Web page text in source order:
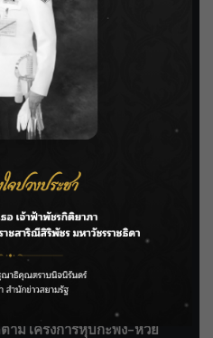
VARIETY
แก้ปัญหาโครงการประตู
ด! “อยากกินอะไรหลังจาก
นยังมีชีวิต”
ามโครงการหุบกะพง–ห้วย